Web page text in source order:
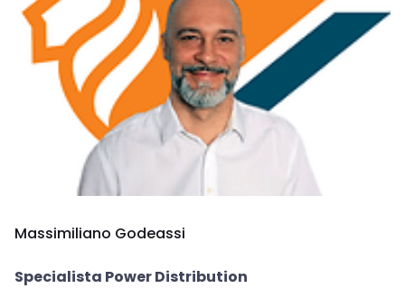
Massimiliano Godeassi
Specialista Power Distribution